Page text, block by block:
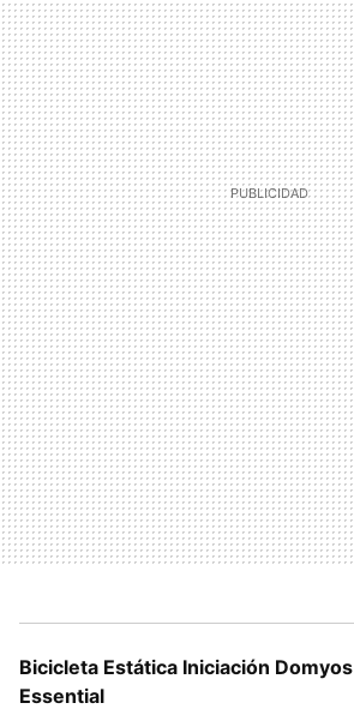
Bicicleta Estática Iniciación Domyos
Essential